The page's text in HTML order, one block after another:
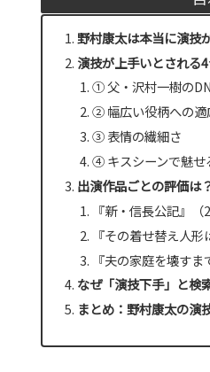
野村康太は本当に演技
演技が上手いとされる
① 父・沢村一樹の
② 幅広い役柄への適
③ 表情の繊細さ
④ キスシーンで魅せ
出演作品ごとの評価は
『新・信長公記』（
『その着せ替え人
『夫の家庭を壊す
なぜ「演技下手」と検
まとめ：野村康太の演